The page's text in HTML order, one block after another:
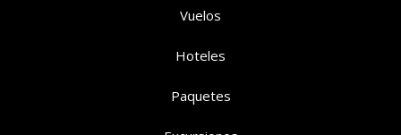
Vuelos
Hoteles
Paquetes